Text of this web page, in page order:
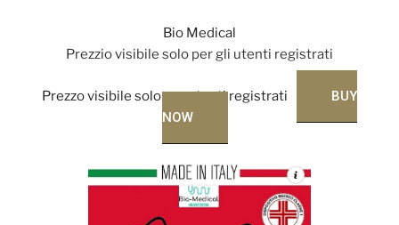
Bio Medical
Prezzio visibile solo per gli utenti registrati
Prezzo visibile solo per utenti registrati
BUY
NOW